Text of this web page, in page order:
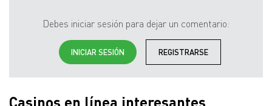
Debes iniciar sesión para dejar un comentario:
INICIAR SESIÓN REGISTRARSE
Casinos en línea interesantes